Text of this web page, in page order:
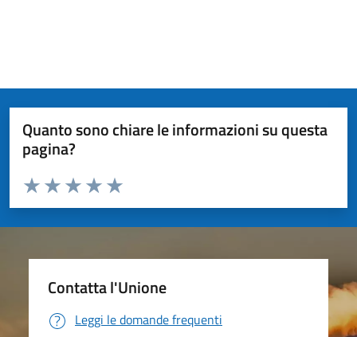
Quanto sono chiare le informazioni su questa
pagina?
Valuta da 1 a 5 stelle la pagina
Valuta 5 stelle su 5
Valuta 4 stelle su 5
Valuta 3 stelle su 5
Valuta 2 stelle su 5
Valuta 1 stelle su 5
Contatta l'Unione
Leggi le domande frequenti